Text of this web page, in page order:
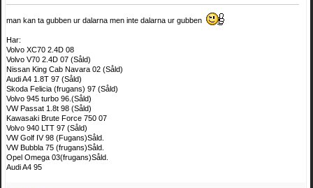
man kan ta gubben ur dalarna men inte dalarna ur gubben
Har:
Volvo XC70 2.4D 08
Volvo V70 2.4D 07 (Såld)
Nissan King Cab Navara 02 (Såld)
Audi A4 1.8T 97 (Såld)
Skoda Felicia (frugans) 97 (Såld)
Volvo 945 turbo 96.(Såld)
VW Passat 1.8t 98 (Såld)
Kawasaki Brute Force 750 07
Volvo 940 LTT 97 (Såld)
VW Golf IV 98 (Fugans)Såld.
VW Bubbla 75 (frugans)Såld.
Opel Omega 03(frugans)Såld.
Audi A4 95